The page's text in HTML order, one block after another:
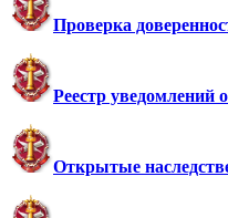
Проверка
Реестр уведомлений
Открытые